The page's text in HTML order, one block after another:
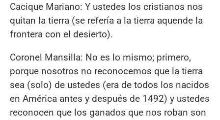
Cacique Mariano: Y ustedes los cristianos nos
quitan la tierra (se refería a la tierra aquende la
frontera con el desierto).
Coronel Mansilla: No es lo mismo; primero,
porque nosotros no reconocemos que la tierra
sea (solo) de ustedes (era de todos los nacidos
en América antes y después de 1492) y ustedes
reconocen que los ganados que nos roban son